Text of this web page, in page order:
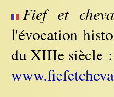
Fief et
l'évocation
du XIIIe siècle :